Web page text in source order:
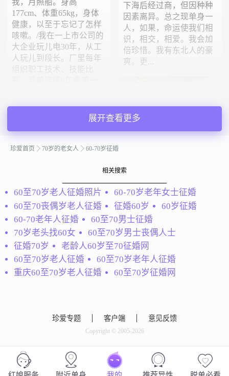
我，月照船。身高
177cm、体重65kg，身体
健康，以至于忘记了怎样
咳嗽。/我在一上市公司的
大企业玩儿电30年，从工
人玩儿到段长。厂里每年
组织职工技术、技能比
人生锦年寻寻觅觅迷途不
知归路，祈求爱情能甜甜
密密。豪情在天，攀登在
事业的山路上，披荆斩棘
只为登顶时那一刻的风光
无限，成就事业辉煌一
片，人生謩年白发盖头仍
奔走在家与家的路上，亲
人与亲...
不羁浪子
我是个乐观主义者，爱听
下海后经过商，但因种种
因素离异。总之现单身一
人，如果，命运使我们相
识，相交，相爱。我会加
倍珍惜。我有东北人的豪
爽。更...
晚霞
秀外慧中、温柔贤惠、 真
诚善良、朴实大方、知书
达理、善解人意、性格开
朗的我，现已不再年轻漂
亮。26年前跟随那个爱我
展开查看更多
珍爱首页 70岁的老女人 60-70岁征婚
相关搜索
60至70岁老人征婚照片
60-70岁老年女士征婚
60至70丧偶岁老人征婚
征婚60岁
60岁征婚
60-70老年人征婚
60至70男士征婚
70岁老头找60女
60至70岁男士丧偶人士
征婚70岁
老龄人60岁至70征婚网
60至70岁老人征婚
60至70岁老年人征婚
重庆60至70岁老人征婚
60至70岁征婚网
珍爱专题 客户端 意见反馈
Copyright © 2005-2026